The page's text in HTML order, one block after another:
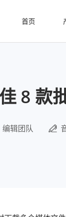
首页
8 款
编辑团队